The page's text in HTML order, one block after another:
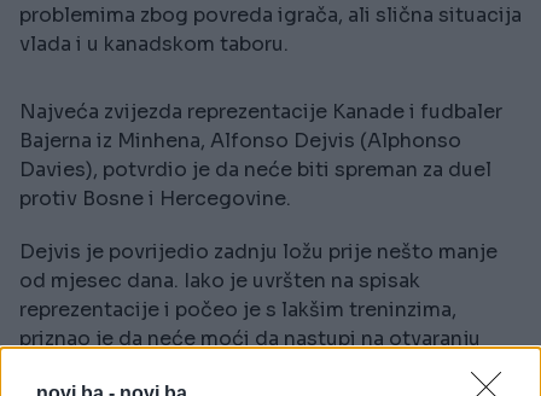
problemima zbog povreda igrača, ali slična situacija
vlada i u kanadskom taboru.
Najveća zvijezda reprezentacije Kanade i fudbaler
Bajerna iz Minhena, Alfonso Dejvis (Alphonso
Davies), potvrdio je da neće biti spreman za duel
protiv Bosne i Hercegovine.
Dejvis je povrijedio zadnju ložu prije nešto manje
od mjesec dana. Iako je uvršten na spisak
reprezentacije i počeo je s lakšim treninzima,
priznao je da neće moći da nastupi na otvaranju